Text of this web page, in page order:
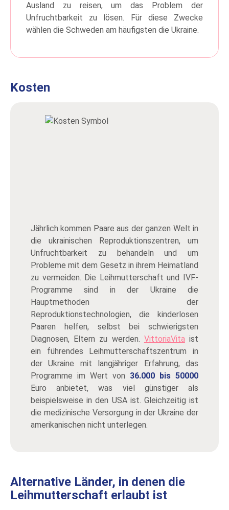
Ausland zu reisen, um das Problem der
Unfruchtbarkeit zu lösen. Für diese Zwecke
wählen die Schweden am häufigsten die Ukraine.
Kosten
Jährlich kommen Paare aus der ganzen Welt in
die ukrainischen Reproduktionszentren, um
Unfruchtbarkeit zu behandeln und um
Probleme mit dem Gesetz in ihrem Heimatland
zu vermeiden. Die Leihmutterschaft und IVF-
Programme sind in der Ukraine die
Hauptmethoden der
Reproduktionstechnologien, die kinderlosen
Paaren helfen, selbst bei schwierigsten
Diagnosen, Eltern zu werden. VittoriaVitaist
ein führendes Leihmutterschaftszentrum in
der Ukraine mit langjähriger Erfahrung, das
Programme im Wert von 36.000 bis 50000
Euro anbietet, was viel günstiger als
beispielsweise in den USA ist. Gleichzeitig ist
die medizinische Versorgung in der Ukraine der
amerikanischen nicht unterlegen.
Alternative Länder, in denen die
Leihmutterschaft erlaubt ist